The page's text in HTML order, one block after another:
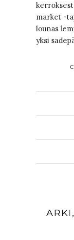
market -
lounas
yksi